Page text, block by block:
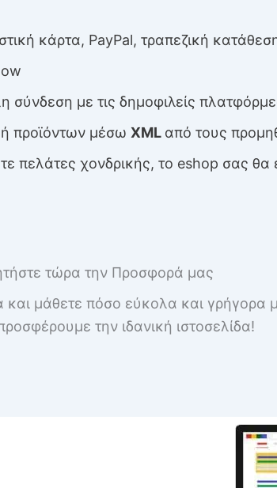
κάρτα, PayPal, τραπεζική
σύνδεση με τις δημοφιλείς
προϊόντων μέσω XML από τους
πελάτες χονδρικής, το eshop σας
τώρα την Προσφορά μας
και μάθετε πόσο εύκολα και γρήγορα
την ιδανική ιστοσελίδα!